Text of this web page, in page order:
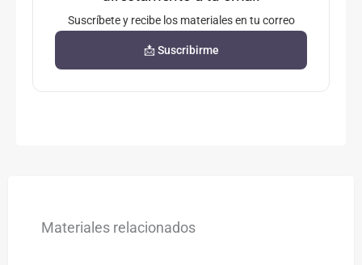
Suscríbete y recibe los materiales en tu correo
📩 Suscribirme
Materiales relacionados